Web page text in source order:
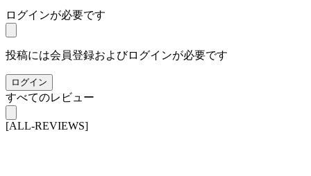
ログインが必要です
投稿には会員登録およびログインが必要です
ログイン
すべてのレビュー
[ALL-REVIEWS]